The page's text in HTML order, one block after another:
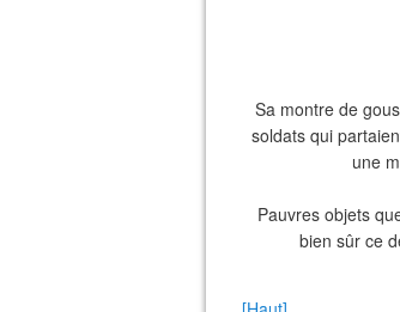
Sa montre de
soldats qui
une
Pauvres objets
bien sûr ce